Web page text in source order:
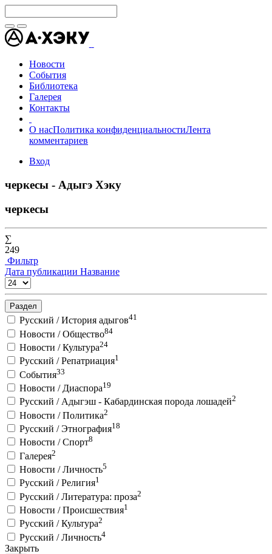
Новости
События
Библиотека
Галерея
Контакты
О насПолитика конфиденциальностиЛента
комментариев
Вход
черкесы - Адыгэ Хэку
черкесы
∑
249
Фильтр
Дата публикации Название
Раздел
Русский / История адыгов41
Новости / Общество84
Новости / Культура24
Русский / Репатриация1
События33
Новости / Диаспора19
Русский / Адыгэш - Кабардинская порода лошадей2
Новости / Политика2
Русский / Этнография18
Новости / Спорт8
Галерея2
Новости / Личность5
Русский / Религия1
Русский / Литература: проза2
Новости / Происшествия1
Русский / Культура2
Русский / Личность4
Закрыть